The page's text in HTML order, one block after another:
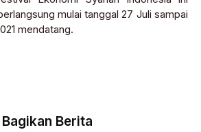
mulai tanggal 27 Juli sampai
mendatang.
Bagikan Berita